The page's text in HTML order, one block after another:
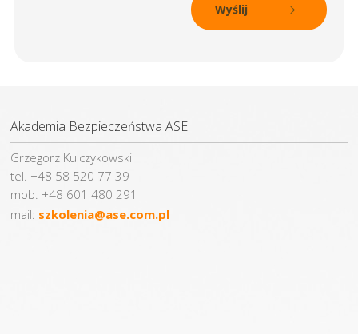
Akademia Bezpieczeństwa ASE
Grzegorz Kulczykowski
tel. +48 58 520 77 39
mob. +48 601 480 291
mail: szkolenia@ase.com.pl